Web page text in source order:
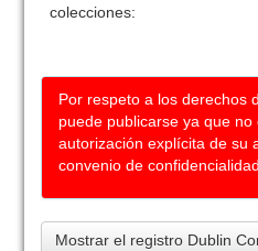
colecciones:
Por respeto a los derechos
puede publicarse ya que no
autorización explícita de su
convenio de confidencialidad
Mostrar el registro Dublin